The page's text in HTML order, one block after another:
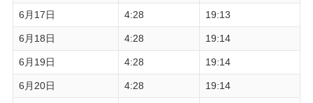
6月17日 4:28 19:13
6月18日 4:28 19:14
6月19日 4:28 19:14
6月20日 4:28 19:14